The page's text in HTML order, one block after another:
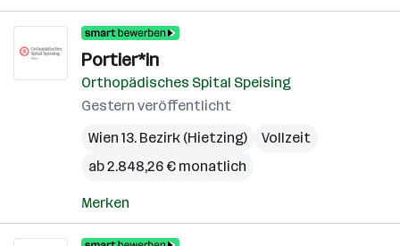
Portier*in
Orthopädisches Spital Speising
Gestern veröffentlicht
Wien 13. Bezirk (Hietzing)
Vollzeit
ab 2.848,26 € monatlich
Merken